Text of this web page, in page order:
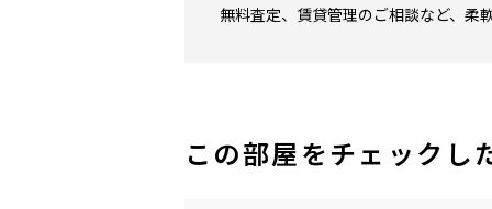
無料査定、賃貸管理のご相談など、柔
この部屋をチェックし